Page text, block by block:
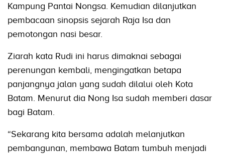
Kampung Pantai Nongsa. Kemudian dilanjutkan
pembacaan sinopsis sejarah Raja Isa dan
pemotongan nasi besar.
Ziarah kata Rudi ini harus dimaknai sebagai
perenungan kembali, mengingatkan betapa
panjangnya jalan yang sudah dilalui oleh Kota
Batam. Menurut dia Nong Isa sudah memberi dasar
bagi Batam.
“Sekarang kita bersama adalah melanjutkan
pembangunan, membawa Batam tumbuh menjadi